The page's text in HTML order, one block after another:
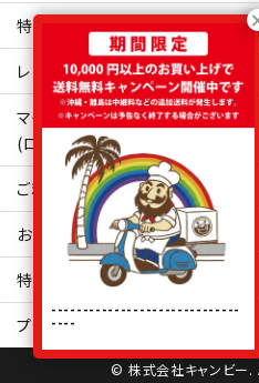
特集ページを見てみる
レビュー・口コミ 一覧ページ
マイアカウント
(ログイン/新規会員登録)
ご利用ガイド
お問い合わせ
特定商取引 法表示
プライバシーポリシー
© 株式会社キャンビー
------------------------------
----